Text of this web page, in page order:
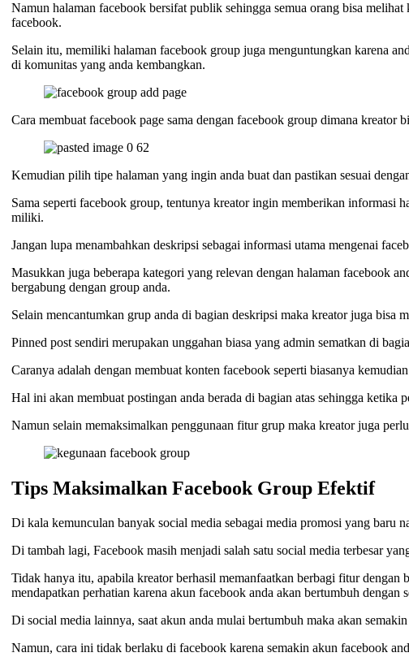
Namun halaman facebook bersifat publik sehingga semua orang bisa
facebook.
Selain itu, memiliki halaman facebook group juga menguntungkan karena
di komunitas yang anda kembangkan.
Cara membuat facebook page sama dengan facebook group dimana
Kemudian pilih tipe halaman yang ingin anda buat dan pastikan sesuai
Sama seperti facebook group, tentunya kreator ingin memberikan informasi
miliki.
Jangan lupa menambahkan deskripsi sebagai informasi utama mengenai
Masukkan juga beberapa kategori yang relevan dengan halaman facebook
bergabung dengan group anda.
Selain mencantumkan grup anda di bagian deskripsi maka kreator juga bisa
Pinned post sendiri merupakan unggahan biasa yang admin sematkan di
Caranya adalah dengan membuat konten facebook seperti biasanya
Hal ini akan membuat postingan anda berada di bagian atas sehingga
Namun selain memaksimalkan penggunaan fitur grup maka kreator juga
Tips Maksimalkan Facebook Group Efektif
Di kala kemunculan banyak social media sebagai media promosi yang baru
Di tambah lagi, Facebook masih menjadi salah satu social media terbesar
Tidak hanya itu, apabila kreator berhasil memanfaatkan berbagi fitur
mendapatkan perhatian karena akun facebook anda akan bertumbuh
Di social media lainnya, saat akun anda mulai bertumbuh maka akan
Namun, cara ini tidak berlaku di facebook karena semakin akun facebook